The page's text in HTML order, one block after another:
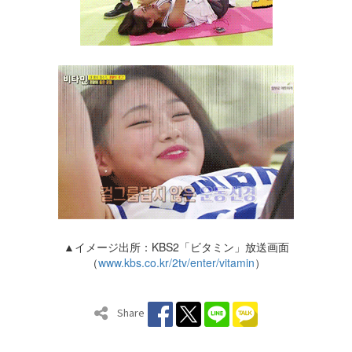
▲イメージ出所：KBS2「ビタミン」放送画面
（www.kbs.co.kr/2tv/enter/vitamin）
Share